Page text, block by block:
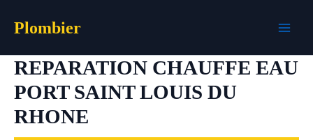
Plombier
REPARATION CHAUFFE EAU
PORT SAINT LOUIS DU
RHONE